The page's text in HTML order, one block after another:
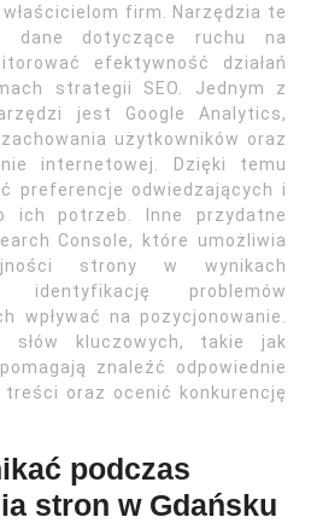
firm. Narzędzia te
dane dotyczące ruchu na
efektywność działań
strategii SEO. Jednym z
jest Google Analytics,
użytkowników oraz
internetowej. Dzięki temu
preferencje odwiedzających i
ich potrzeb. Inne przydatne
Console, które umożliwia
strony w wynikach
identyfikację problemów
wpływać na pozycjonowanie.
słów kluczowych, takie jak
znaleźć odpowiednie
oraz ocenić konkurencję
podczas
stron w Gdańsku